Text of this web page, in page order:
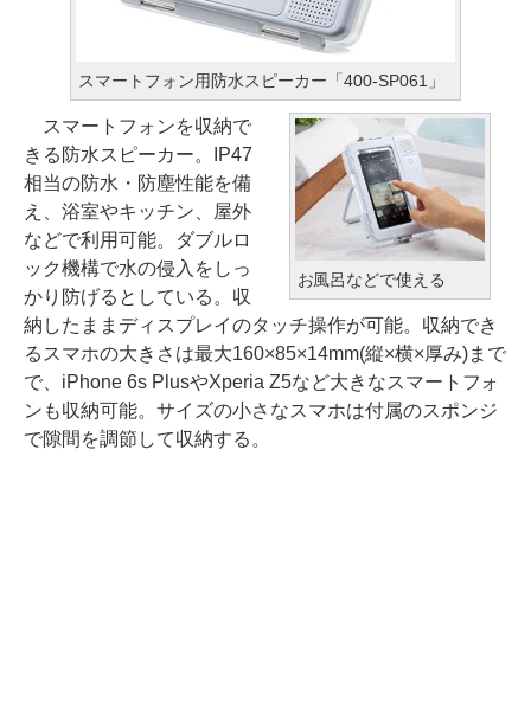
スマートフォン用防水スピーカー「400-SP061」
お風呂などで使える
スマートフォンを収納で
きる防水スピーカー。IP47
相当の防水・防塵性能を備
え、浴室やキッチン、屋外
などで利用可能。ダブルロ
ック機構で水の侵入をしっ
かり防げるとしている。収
納したままディスプレイのタッチ操作が可能。収納でき
るスマホの大きさは最大160×85×14mm(縦×横×厚み)まで
で、iPhone 6s PlusやXperia Z5など大きなスマートフォ
ンも収納可能。サイズの小さなスマホは付属のスポンジ
で隙間を調節して収納する。